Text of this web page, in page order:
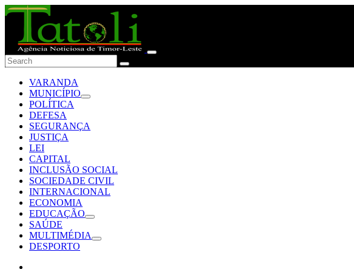
VARANDA
MUNICÍPIO
POLÍTICA
DEFESA
SEGURANÇA
JUSTIÇA
LEI
CAPITAL
INCLUSÃO SOCIAL
SOCIEDADE CIVIL
INTERNACIONAL
ECONOMIA
EDUCAÇÃO
SAÚDE
MULTIMÉDIA
DESPORTO